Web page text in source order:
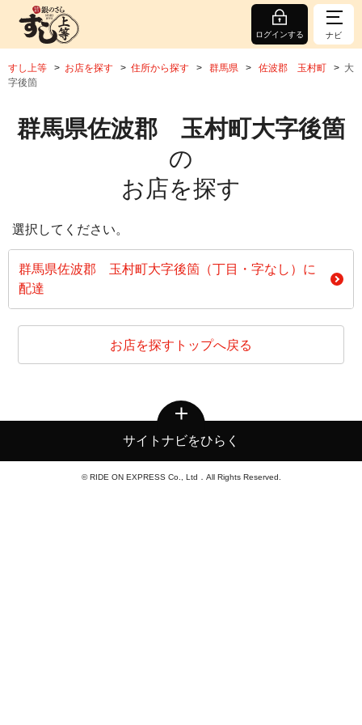
ログインする ナビ
すし上等 お店を探す 住所から探す 群馬県 佐波郡 玉村町
大
字後箇
群馬県佐波郡 玉村町大字後箇
の
お店を探す
選択してください。
群馬県佐波郡 玉村町大字後箇（丁目・字なし）に
配達
お店を探すトップへ戻る
サイトナビをひらく
© RIDE ON EXPRESS Co., Ltd．All Rights Reserved.